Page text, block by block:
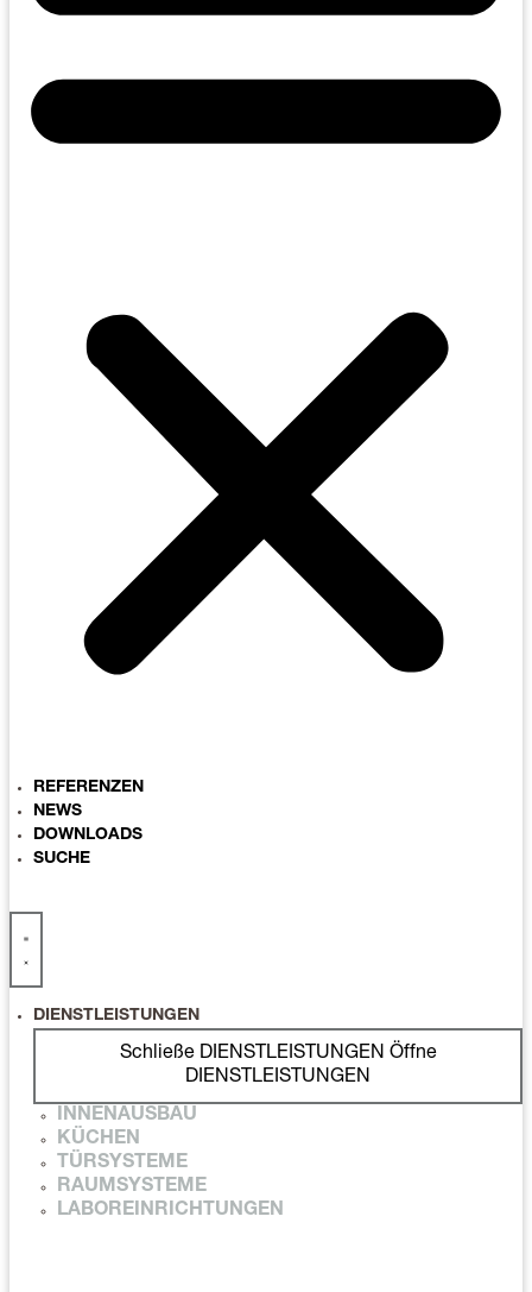
REFERENZEN
NEWS
DOWNLOADS
SUCHE
DIENSTLEISTUNGEN
Schließe DIENSTLEISTUNGEN Öffne
DIENSTLEISTUNGEN
INNENAUSBAU
KÜCHEN
TÜRSYSTEME
RAUMSYSTEME
LABOREINRICHTUNGEN